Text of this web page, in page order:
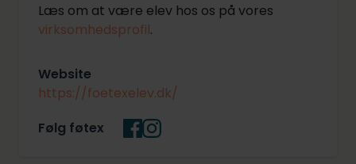
Læs om at være elev hos os på vores
virksomhedsprofil.
Website
https://foetexelev.dk/
Følg føtex